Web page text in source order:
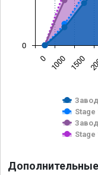
0 1000 1500
0